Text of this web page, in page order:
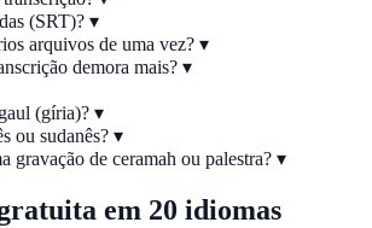
(SRT)? ▾
arquivos de uma vez? ▾
demora mais? ▾
(gíria)? ▾
ou sudanês? ▾
gravação de ceramah ou palestra? ▾
em 20 idiomas